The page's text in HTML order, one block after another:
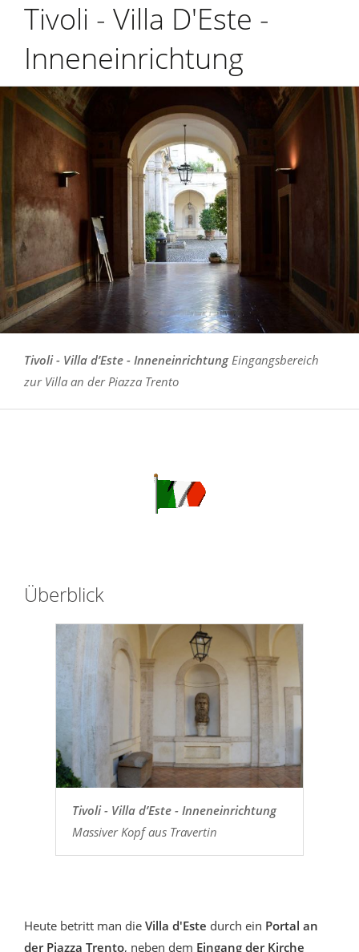
Tivoli - Villa D'Este -
Inneneinrichtung
Tivoli - Villa d’Este - InneneinrichtungEingangsbereich
zur Villa an der Piazza Trento
Überblick
Tivoli - Villa d’Este - Inneneinrichtung
Massiver Kopf aus Travertin
Heute betritt man die Villa d'Este durch ein Portal an
der Piazza Trento, neben dem Eingang der Kirche